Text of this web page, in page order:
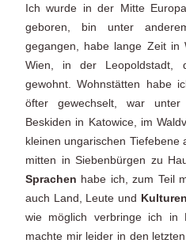
Ich wurde in der Mitte
geboren, bin unter
gegangen, habe lange Zeit in
Wien, in der Leopoldstadt,
gewohnt. Wohnstätten habe
öfter gewechselt, war
Beskiden in Katowice, im
kleinen ungarischen Tiefebene
mitten in Siebenbürgen zu
Sprachen habe ich, zum Teil
auch Land, Leute und Kulturen
wie möglich verbringe ich in
machte mir leider in den